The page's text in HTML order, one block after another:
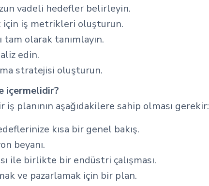
vadeli hedefler belirleyin.
için iş metrikleri oluşturun.
tam olarak tanımlayın.
edin.
stratejisi oluşturun.
içermelidir?
iş planının aşağıdakilere sahip olması gerekir:
kısa bir genel bakış.
beyanı.
ile birlikte bir endüstri çalışması.
ve pazarlamak için bir plan.